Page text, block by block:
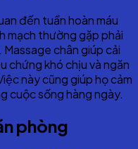
đến tuần hoàn máu
mạch thường gặp phải
chân giúp cải
chứng khó chịu và ngăn
này cũng giúp họ cảm
cuộc sống hàng ngày.
phòng